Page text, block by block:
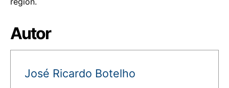
Autor
José Ricardo Botelho